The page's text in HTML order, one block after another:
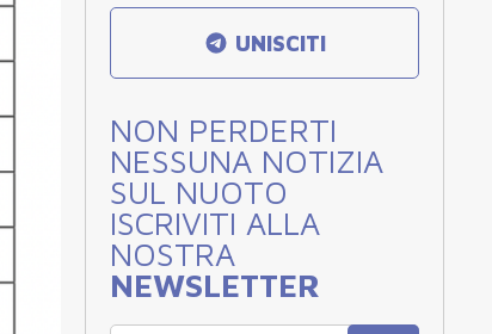
UNISCITI
NON PERDERTI
NESSUNA NOTIZIA
SUL NUOTO
ISCRIVITI ALLA
NOSTRA
NEWSLETTER